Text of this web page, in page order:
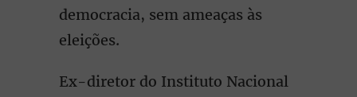
democracia, sem ameaças às
eleições.
Ex-diretor do Instituto Nacional